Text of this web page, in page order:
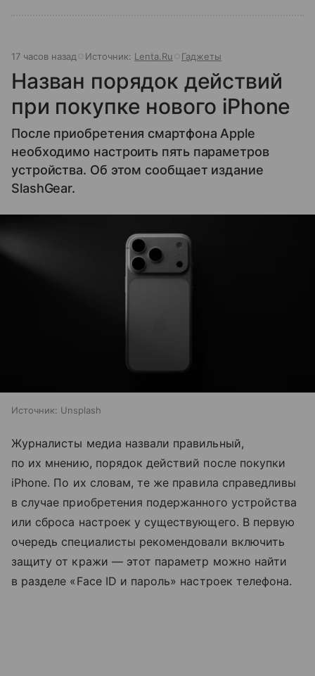
17 часов назад Источник: Lenta.Ru Гаджеты
Назван порядок действий
при покупке нового iPhone
После приобретения смартфона Apple
необходимо настроить пять параметров
устройства. Об этом сообщает издание
SlashGear.
Источник: Unsplash
Журналисты медиа назвали правильный,
по их мнению, порядок действий после покупки
iPhone. По их словам, те же правила справедливы
в случае приобретения подержанного устройства
или сброса настроек у существующего. В первую
очередь специалисты рекомендовали включить
защиту от кражи — этот параметр можно найти
в разделе «Face ID и пароль» настроек телефона.